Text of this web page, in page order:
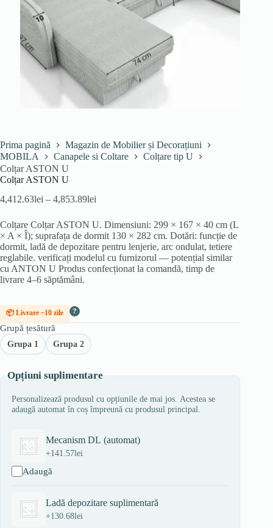
Prima pagină
Magazin de Mobilier și Decorațiuni
MOBILA
Canapele si Coltare
Colțare tip U
Colțar ASTON U
Colțar ASTON U
4,412.63lei – 4,853.89lei
prețuri:
4,412.63lei
până
la
4,853.89lei
Colțare Colțar ASTON U. Dimensiuni: 299 × 167 × 40 cm (L
× A × Î); suprafața de dormit 130 × 282 cm. Dotări: funcție de
dormit, ladă de depozitare pentru lenjerie, arc ondulat, tetiere
reglabile. verificați modelul cu furnizorul — potențial similar
cu ANTON U Produs confecționat la comandă, timp de
livrare 4–6 săptămâni.
📦 Livrare ~10 zile ?
Grupă țesătură
Grupa 1 Grupa 2
Opțiuni suplimentare
Personalizează produsul cu opțiunile de mai jos. Acestea se
adaugă automat în coș împreună cu produsul principal.
Mecanism DL (automat)
+141.57lei
Adaugă
Ladă depozitare suplimentară
+130.68lei